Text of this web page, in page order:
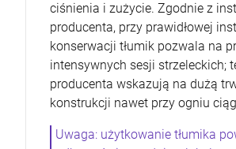
ciśnienia i zużycie. Zgodnie z
producenta, przy prawidłowej
konserwacji tłumik pozwala na
intensywnych sesji strzeleckich;
producenta wskazują na dużą
konstrukcji nawet przy ogniu
Uwaga: użytkowanie tłumika